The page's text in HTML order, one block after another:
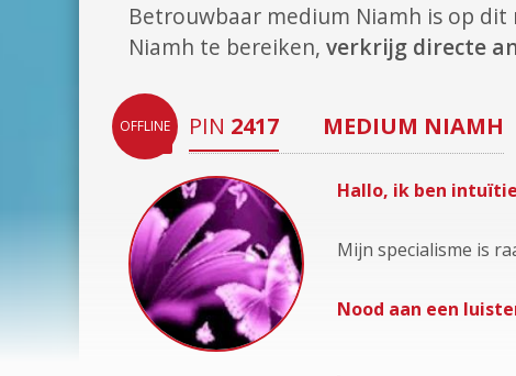
Betrouwbaar medium Niamh is op dit
Niamh te bereiken, verkrijg directe
OFFLINE PIN 2417 MEDIUM NIAMH
Hallo, ik ben
Mijn specialisme is
Nood aan een